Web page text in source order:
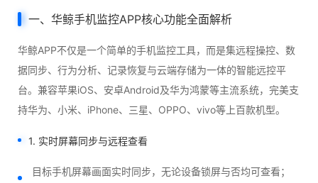
一、华鲸手机监控APP核心功能全面解析
华鲸APP不仅是一个简单的手机监控工具，而是集远程操控、数
据同步、行为分析、记录恢复与云端存储为一体的智能远控平
台。兼容苹果iOS、安卓Android及华为鸿蒙等主流系统，完美支
持华为、小米、iPhone、三星、OPPO、vivo等上百款机型。
1. 实时屏幕同步与远程查看
目标手机屏幕画面实时同步，无论设备锁屏与否均可查看；